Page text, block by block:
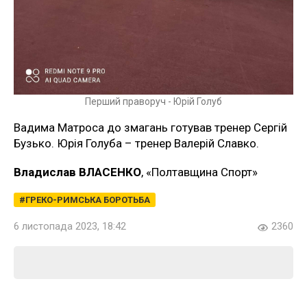
Перший праворуч - Юрій Голуб
Вадима Матроса до змагань готував тренер Сергій
Бузько. Юрія Голуба – тренер Валерій Славко.
Владислав ВЛАСЕНКО, «Полтавщина Спорт»
ГРЕКО-РИМСЬКА БОРОТЬБА
6 листопада 2023, 18:42 2360